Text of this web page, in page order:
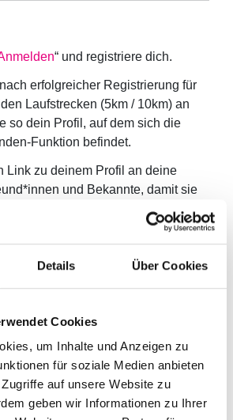
Details Über Cookies
Cookies
um Inhalte und Anzeigen zu
für soziale Medien anbieten
auf unsere Website zu
geben wir Informationen zu Ihrer
“ und registriere dich.
erfolgreicher Registrierung für
Laufstrecken (5km / 10km) an
so dein Profil, auf dem sich die
Funktion befindet.
Link zu deinem Profil an deine
und Bekannte, damit sie
Euro oder mehr gesammelt
automatisch für den RUN FOR
Lauf freigeschaltet.
kannst du übrigens auch ein
Familie oder deinen Arbeitgeber,
deine Kinder für die Kinderläufe